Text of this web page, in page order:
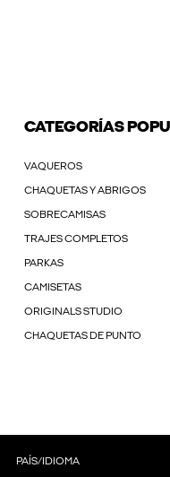
CATEGORÍAS
VAQUEROS
CHAQUETAS Y ABRIGOS
SOBRECAMISAS
TRAJES COMPLETOS
PARKAS
CAMISETAS
ORIGINALS STUDIO
CHAQUETAS DE PUNTO
PAÍS/IDIOMA